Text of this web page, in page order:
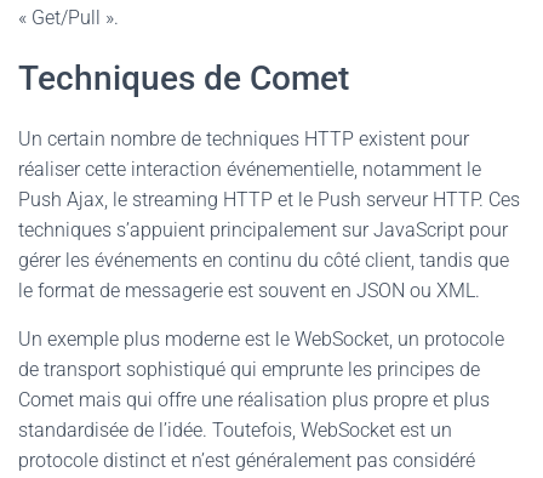
« Get/Pull ».
Techniques de Comet
Un certain nombre de techniques HTTP existent pour
réaliser cette interaction événementielle, notamment le
Push Ajax, le streaming HTTP et le Push serveur HTTP. Ces
techniques s’appuient principalement sur JavaScript pour
gérer les événements en continu du côté client, tandis que
le format de messagerie est souvent en JSON ou XML.
Un exemple plus moderne est le WebSocket, un protocole
de transport sophistiqué qui emprunte les principes de
Comet mais qui offre une réalisation plus propre et plus
standardisée de l’idée. Toutefois, WebSocket est un
protocole distinct et n’est généralement pas considéré